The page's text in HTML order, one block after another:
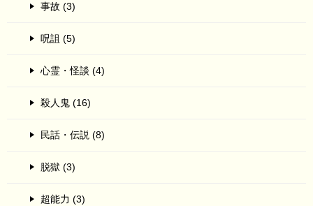
事故 (3)
呪詛 (5)
心霊・怪談 (4)
殺人鬼 (16)
民話・伝説 (8)
脱獄 (3)
超能力 (3)